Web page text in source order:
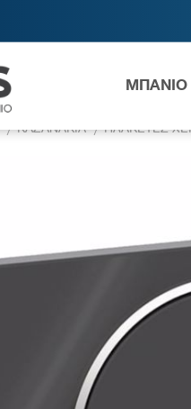
ΜΠΑΝΙΟ
ΚΑΖΑΝΑΚΙΑ ΠΛΑΚΕΤΕΣ